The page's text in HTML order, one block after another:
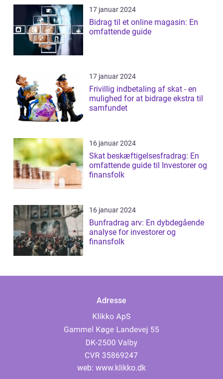
17 januar 2024
Bidrag til et online magasin: En
omfattende guide
17 januar 2024
Frivillig indbetaling af skat - en
mulighed for at bidrage ekstra til
samfundet
16 januar 2024
Skat beskæftigelsesfradrag: En
omfattende guide til Investorer og
finansfolk
16 januar 2024
Bunfradrag arv: En dybdegående
analyse for investorer og
finansfolk
Adresse
web: www.klikko.dk